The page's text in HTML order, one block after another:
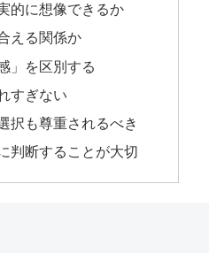
的に想像できるか
える関係か
」を区別する
すぎない
択も尊重されるべき
判断することが大切